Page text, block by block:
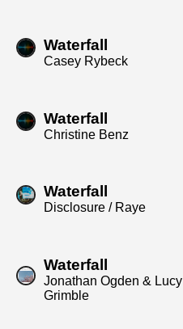
Waterfall
Casey Rybeck
Waterfall
Christine Benz
Waterfall
Disclosure / Raye
Waterfall
Jonathan Ogden & Lucy
Grimble